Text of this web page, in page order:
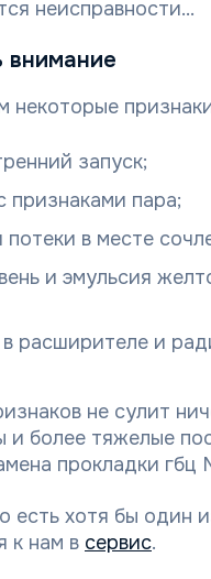
неисправности...
внимание
некоторые
запуск;
признаками пара;
в месте
и эмульсия
в расширителе и
не сулит
более тяжелые
прокладки гбц
есть хотя бы один
к нам в сервис.